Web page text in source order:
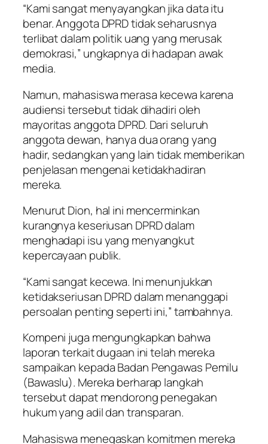
“Kami sangat menyayangkan jika data itu
benar. Anggota DPRD tidak seharusnya
terlibat dalam politik uang yang merusak
demokrasi,” ungkapnya di hadapan awak
media.
Namun, mahasiswa merasa kecewa karena
audiensi tersebut tidak dihadiri oleh
mayoritas anggota DPRD. Dari seluruh
anggota dewan, hanya dua orang yang
hadir, sedangkan yang lain tidak memberikan
penjelasan mengenai ketidakhadiran
mereka.
Menurut Dion, hal ini mencerminkan
kurangnya keseriusan DPRD dalam
menghadapi isu yang menyangkut
kepercayaan publik.
“Kami sangat kecewa. Ini menunjukkan
ketidakseriusan DPRD dalam menanggapi
persoalan penting seperti ini,” tambahnya.
Kompeni juga mengungkapkan bahwa
laporan terkait dugaan ini telah mereka
sampaikan kepada Badan Pengawas Pemilu
(Bawaslu). Mereka berharap langkah
tersebut dapat mendorong penegakan
hukum yang adil dan transparan.
Mahasiswa menegaskan komitmen mereka